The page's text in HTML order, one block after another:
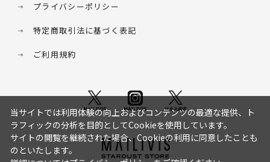
プライバシーポリシー
特定商取引法に基づく表記
ご利用規約
当サイトでは利用体験の向上およびコンテンツの最適な提供、ト
ラフィックの分析を目的としてCookieを使用しています。
サイトの閲覧を継続された場合、Cookieの利用に同意したことも
のといたします。